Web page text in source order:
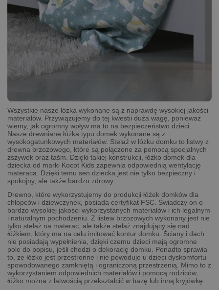
Wszystkie nasze łóżka wykonane są z naprawdę wysokiej jakości
materiałów. Przywiązujemy do tej kwestii duża wagę, ponieważ
wiemy, jak ogromny wpływ ma to na bezpieczeństwo dzieci.
Nasze drewniane łóżka typu domek wykonane są z
wysokogatunkowych materiałów. Stelaż w łóżku domku to listwy z
drewna brzozowego, które są połączone za pomocą specjalnych
zszywek oraz taśm. Dzięki takiej konstrukcji, łóżko domek dla
dziecka od marki Kocot Kids zapewnia odpowiednią wentylację
materaca. Dzięki temu sen dziecka jest nie tylko bezpieczny i
spokojny, ale także bardzo zdrowy.
Drewno, które wykorzystujemy do produkcji łóżek domków dla
chłopców i dziewczynek, posiada certyfikat FSC. Świadczy on o
bardzo wysokiej jakości wykorzystanych materiałów i ich legalnym
i naturalnym pochodzeniu. Z listew brzozowych wykonany jest nie
tylko stelaż na materac, ale także stelaż znajdujący się nad
łóżkiem, który ma na celu imitować kontur domku. Ściany i dach
nie posiadają wypełnienia, dzięki czemu dzieci mają ogromne
pole do popisu, jeśli chodzi o dekorację domku. Ponadto sprawia
to, że łóżko jest przestronne i nie powoduje u dzieci dyskomfortu
spowodowanego zamkniętą i ograniczoną przestrzenią. Mimo to z
wykorzystaniem odpowiednich materiałów i pomocą rodziców,
łóżko można z łatwością przekształcić w bazę lub inną kryjówkę.